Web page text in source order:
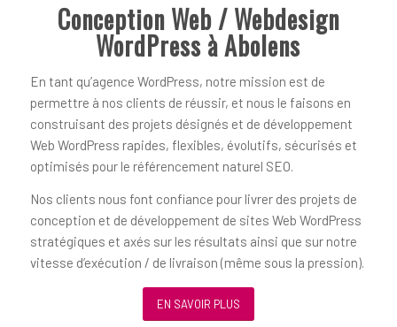
Conception Web / Webdesign
WordPress à Abolens
En tant qu’agence WordPress, notre mission est de
permettre à nos clients de réussir, et nous le faisons en
construisant des projets désignés et de développement
Web WordPress rapides, flexibles, évolutifs, sécurisés et
optimisés pour le référencement naturel SEO.
Nos clients nous font confiance pour livrer des projets de
conception et de développement de sites Web WordPress
stratégiques et axés sur les résultats ainsi que sur notre
vitesse d’exécution / de livraison (même sous la pression).
EN SAVOIR PLUS